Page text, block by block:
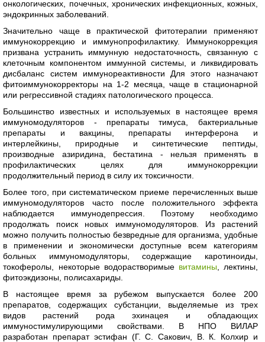
онкологических, почечных, хронических инфекционных, кожных,
эндокринных заболеваний.
Значительно чаще в практической фитотерапии применяют
иммунокоррекцию и иммунопрофилактику. Иммунокоррекция
призвана устранить иммунную недостаточность, связанную с
клеточным компонентом иммунной системы, и ликвидировать
дисбаланс систем иммунореактивности Для этого назначают
фитоиммунокорректоры на 1-2 месяца, чаще в стационарной
или регрессивной стадиях патологического процесса.
Большинство известных и используемых в настоящее время
иммуномодуляторов - препараты тимуса, бактериальные
препараты и вакцины, препараты интерферона и
интерлейкины, природные и синтетические пептиды,
производные азиридина, бестатина - нельзя применять в
профилактических целях для иммунокоррекции
продолжительный период в силу их токсичности.
Более того, при систематическом приеме перечисленных выше
иммуномодуляторов часто после положительного эффекта
наблюдается иммунодепрессия. Поэтому необходимо
продолжать поиск новых иммуномодуляторов. Из растений
можно получить полностью безвредные для организма, удобные
в применении и экономически доступные всем категориям
больных иммуномодуляторы, содержащие каротиноиды,
токоферолы, некоторые водорастворимые витамины, лектины,
фитоэкдизоны, полисахариды.
В настоящее время за рубежом выпускается более 200
препаратов, содержащих субстанции, выделяемые из трех
видов растений рода эхинацея и обладающих
иммуностимулирующими свойствами. В НПО ВИЛАР
разработан препарат эстифан (Г. С. Сакович, В. К. Колхир и